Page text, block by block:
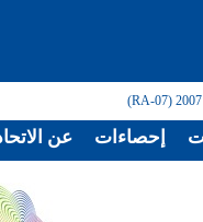
عن إحصاءات